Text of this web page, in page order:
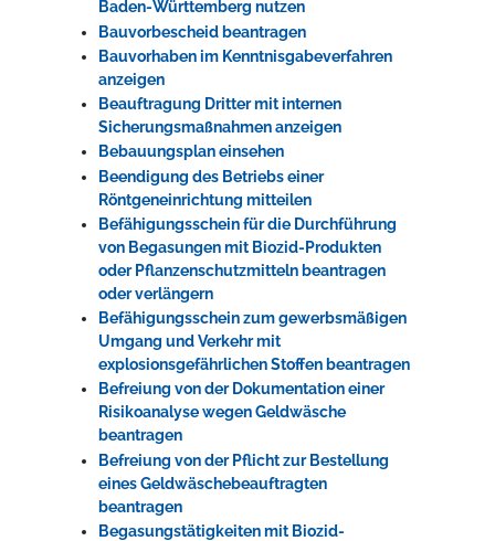
Baden-Württemberg nutzen
Bauvorbescheid beantragen
Bauvorhaben im Kenntnisgabeverfahren
anzeigen
Beauftragung Dritter mit internen
Sicherungsmaßnahmen anzeigen
Bebauungsplan einsehen
Beendigung des Betriebs einer
Röntgeneinrichtung mitteilen
Befähigungsschein für die Durchführung
von Begasungen mit Biozid-Produkten
oder Pflanzenschutzmitteln beantragen
oder verlängern
Befähigungsschein zum gewerbsmäßigen
Umgang und Verkehr mit
explosionsgefährlichen Stoffen beantragen
Befreiung von der Dokumentation einer
Risikoanalyse wegen Geldwäsche
beantragen
Befreiung von der Pflicht zur Bestellung
eines Geldwäschebeauftragten
beantragen
Begasungstätigkeiten mit Biozid-